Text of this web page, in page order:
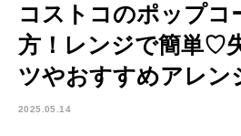
コストコのポップコ
方！レンジで簡単♡
ツやおすすめアレン
2025.05.14